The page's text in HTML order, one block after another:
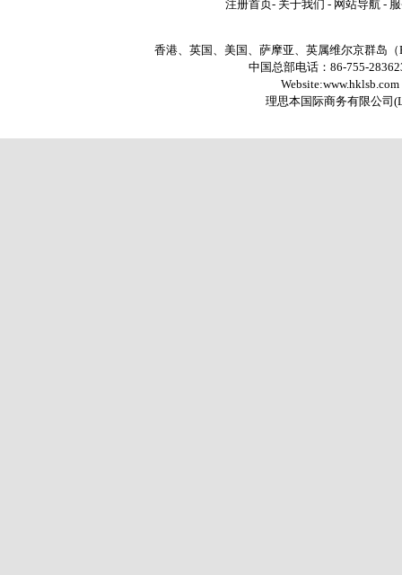
注册首页- 关于我们 - 网站导航 -
香港、英国、美国、萨摩亚、英属维尔京群岛
中国总部电话：86-755-
理思本国际商务有限公司